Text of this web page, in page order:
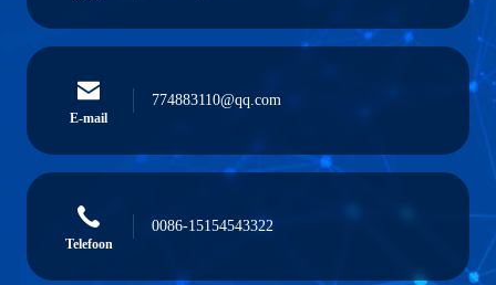
E-mail
774883110@qq.com
Telefoon
0086-15154543322